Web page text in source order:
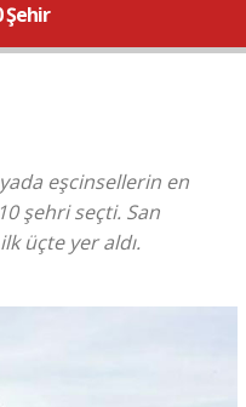
Şehir
eşcinsellerin en
şehri seçti. San
üçte yer aldı.